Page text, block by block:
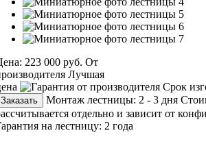
223 000 руб. От
Лучшая
Срок
Заказать Монтаж лестницы: 2 - 3 дня
отдельно и зависит от
на лестницу: 2 года